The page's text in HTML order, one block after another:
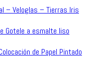
– Veloglas – Tierras Iris
Gotele a esmalte liso
de Papel Pintado